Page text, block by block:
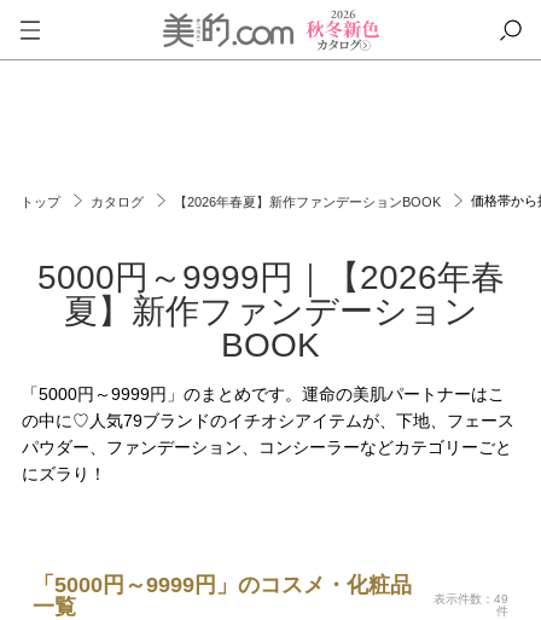
トップ カタログ 【2026年春夏】新作ファンデーションBOOK 価格帯か
5000円～9999円｜【2026年春
夏】新作ファンデーション
BOOK
「5000円～9999円」のまとめです。運命の美肌パートナーはこ
の中に♡人気79ブランドのイチオシアイテムが、下地、フェース
パウダー、ファンデーション、コンシーラーなどカテゴリーごと
にズラり！
「5000円～9999円」のコスメ・化粧品
一覧
表示件数：49
件